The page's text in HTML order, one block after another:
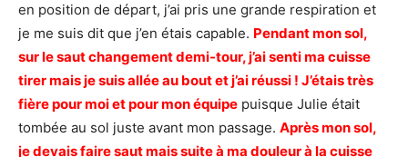
en position de départ, j’ai pris une grande respiration et
je me suis dit que j’en étais capable. Pendant mon sol,
sur le saut changement demi-tour, j’ai senti ma cuisse
tirer mais je suis allée au bout et j’ai réussi ! J’étais très
fière pour moi et pour mon équipe puisque Julie était
tombée au sol juste avant mon passage. Après mon sol,
je devais faire saut mais suite à ma douleur à la cuisse